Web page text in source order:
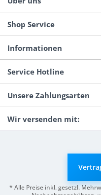
Shop Service
Informationen
Service Hotline
Unsere Zahlungsarten
Wir versenden mit:
* Alle Preise inkl. gesetzl.